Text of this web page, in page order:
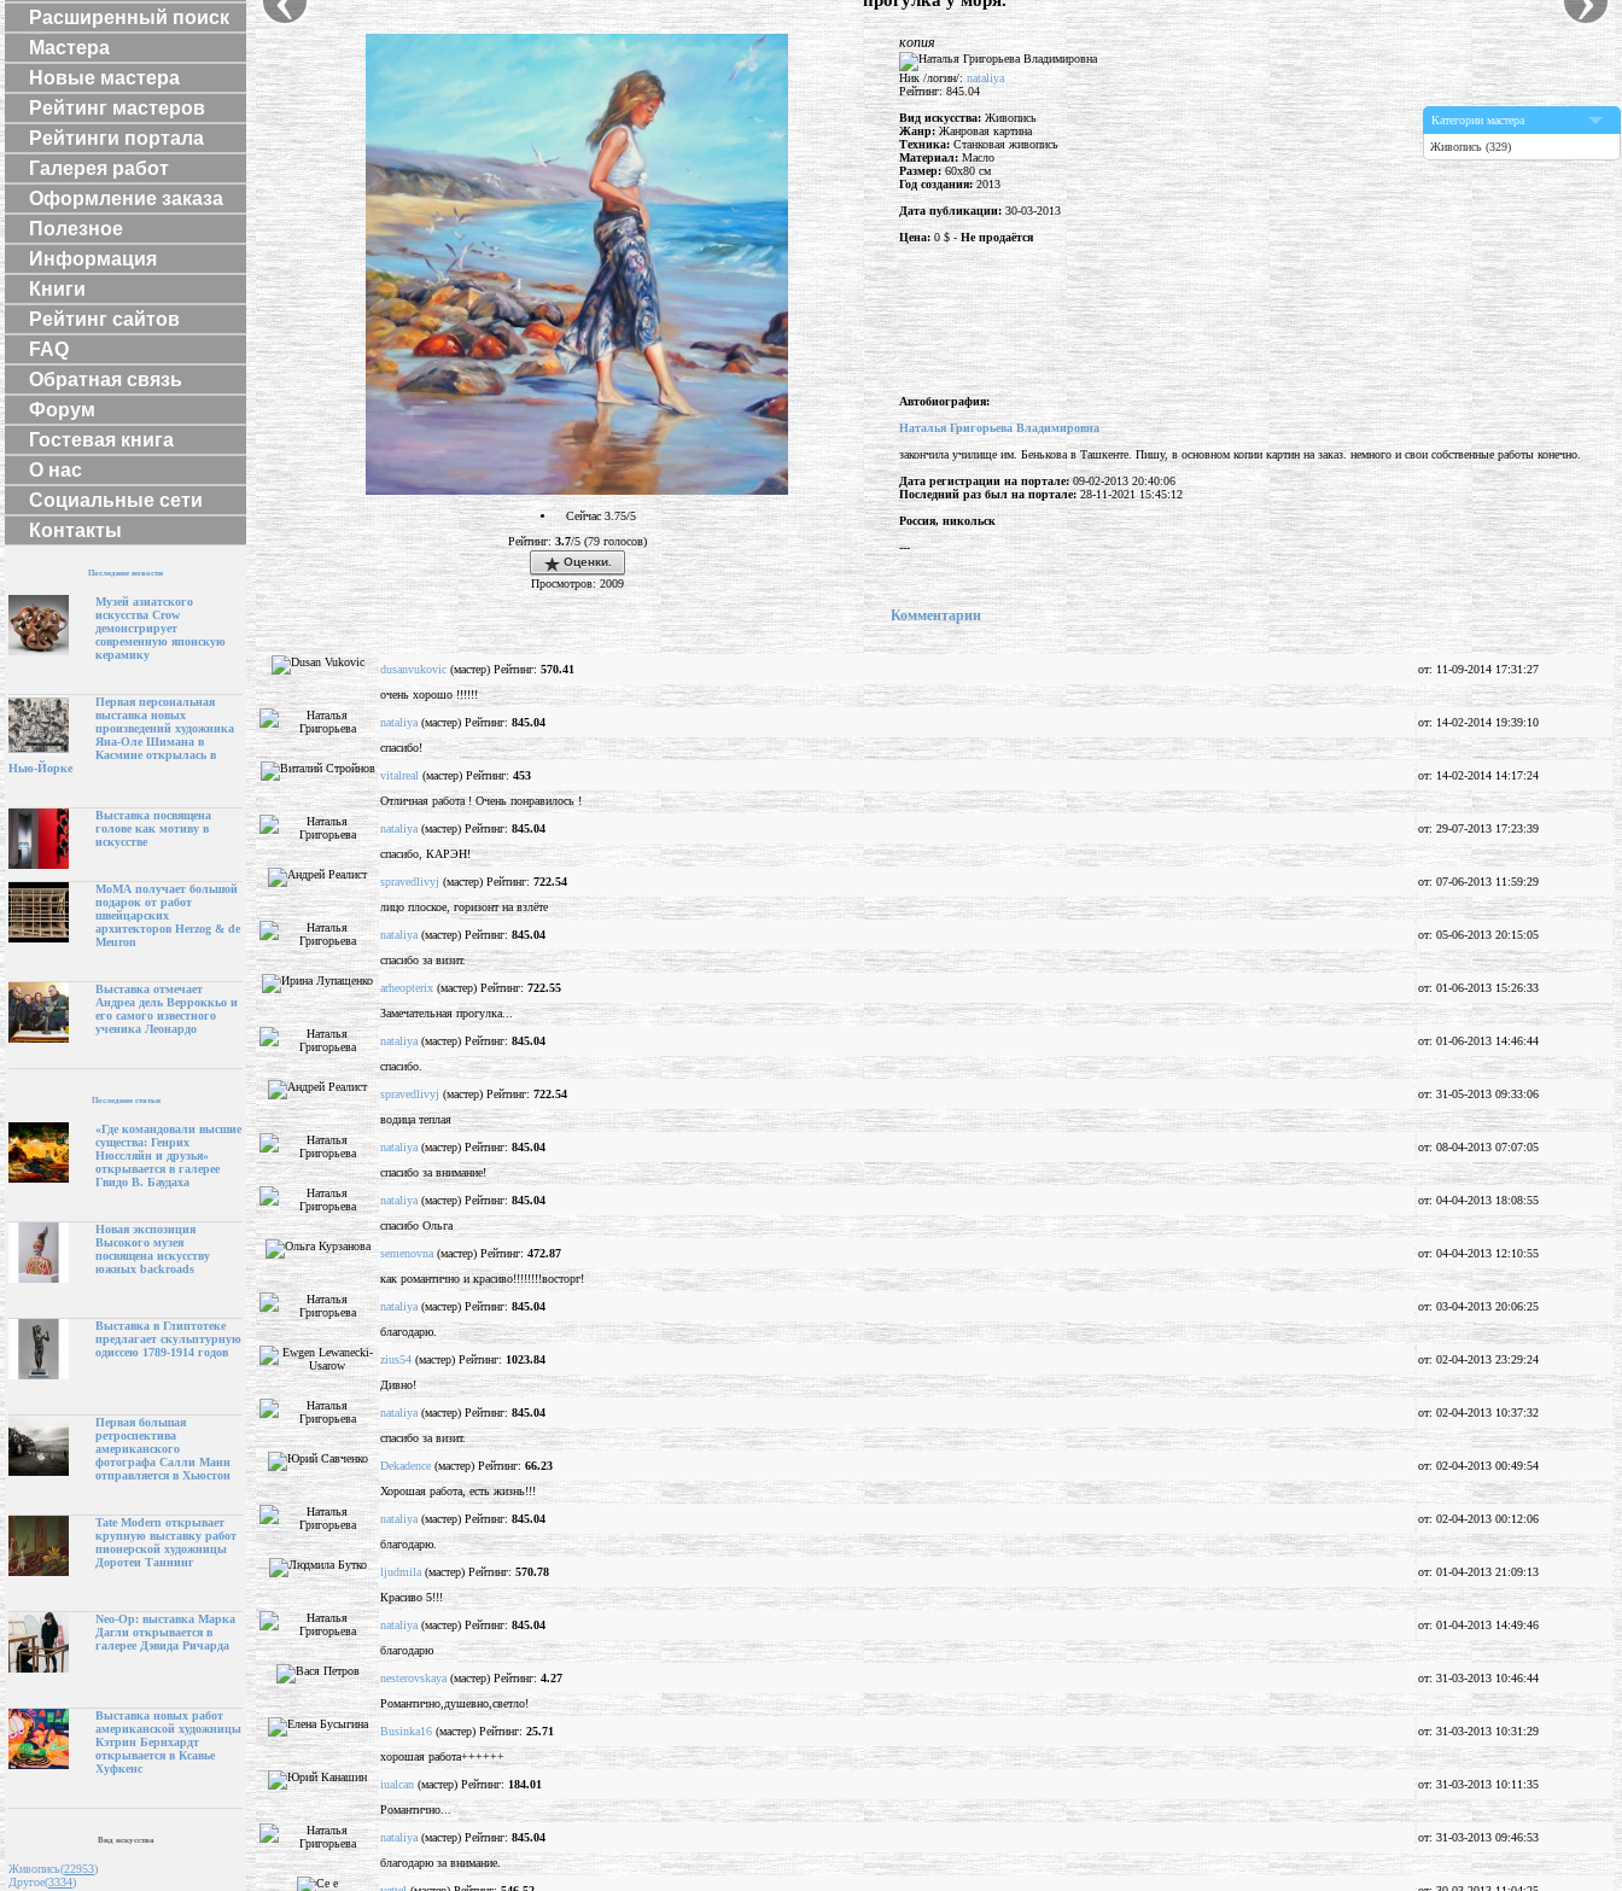
Расширенный поиск
Мастера
Новые мастера
Рейтинг мастеров
Рейтинги портала
Галерея работ
Оформление заказа
Полезное
Информация
Книги
Рейтинг сайтов
FAQ
Обратная связь
Форум
Гостевая книга
О нас
Социальные сети
Контакты
Последние новости
Музей азиатского
искусства Crow
демонстрирует
современную японскую
керамику
Первая персональная
выставка новых
произведений художника
Яна-Оле Шимана в
Касмине открылась в
Нью-Йорке
Выставка посвящена
голове как мотиву в
искусстве
МоМА получает большой
подарок от работ
швейцарских
архитекторов Herzog & de
Meuron
Выставка отмечает
Андреа дель Верроккьо и
его самого известного
ученика Леонардо
Последние статьи
«Где командовали высшие
существа: Генрих
Нюссляйн и друзья»
открывается в галерее
Гвидо В. Баудаха
Новая экспозиция
Высокого музея
посвящена искусству
южных backroads
Выставка в Глиптотеке
предлагает скульптурную
одиссею 1789-1914 годов
Первая большая
ретроспектива
американского
фотографа Салли Манн
отправляется в Хьюстон
Tate Modern открывает
крупную выставку работ
пионерской художницы
Доротеи Таннинг
Neo-Op: выставка Марка
Дагли открывается в
галерее Дэвида Ричарда
Выставка новых работ
американской художницы
Кэтрин Бернхардт
открывается в Ксавье
Хуфкенс
Вид искусства
Живопись(22953)
Другое(3334)
Сейчас 3.75/5
Рейтинг:3.7/5 (79 голосов)
Оценки.
Просмотров: 2009
копия
Ник /логин/: nataliya
Рейтинг: 845.04
Вид искусства: Живопись
Жанр: Жанровая картина
Техника:Станковая живопись
Материал:Масло
Размер:60x80 см
Год создания:2013
Дата публикации:30-03-2013
Цена:0 $ - Не продаётся
Категории мастера
Живопись (329)
Автобиография:
Наталья Григорьева Владимировна
закончила училище им. Бенькова в Ташкенте. Пишу, в основном копии картин на заказ. немного и свои собственные работы конечно.
Дата регистрации на портале:09-02-2013 20:40:06
Последний раз был на портале:28-11-2021 15:45:12
Россия, никольск
---
Комментарии
dusanvukovic (мастер) Рейтинг: 570.41
от: 11-09-2014 17:31:27
очень хорошо !!!!!!
nataliya (мастер) Рейтинг: 845.04
от: 14-02-2014 19:39:10
спасибо!
vitalreal (мастер) Рейтинг: 453
от: 14-02-2014 14:17:24
Отличная работа ! Очень понравилось !
nataliya (мастер) Рейтинг: 845.04
от: 29-07-2013 17:23:39
спасибо, КАРЭН!
spravedlivyj (мастер) Рейтинг: 722.54
от: 07-06-2013 11:59:29
лицо плоское, горизонт на взлёте
nataliya (мастер) Рейтинг: 845.04
от: 05-06-2013 20:15:05
спасибо за визит.
arheopterix (мастер) Рейтинг: 722.55
от: 01-06-2013 15:26:33
Замечательная прогулка...
nataliya (мастер) Рейтинг: 845.04
от: 01-06-2013 14:46:44
спасибо.
spravedlivyj (мастер) Рейтинг: 722.54
от: 31-05-2013 09:33:06
водица теплая
nataliya (мастер) Рейтинг: 845.04
от: 08-04-2013 07:07:05
спасибо за внимание!
nataliya (мастер) Рейтинг: 845.04
от: 04-04-2013 18:08:55
спасибо Ольга
semenovna (мастер) Рейтинг: 472.87
от: 04-04-2013 12:10:55
как романтично и красиво!!!!!!!!восторг!
nataliya (мастер) Рейтинг: 845.04
от: 03-04-2013 20:06:25
благодарю.
zius54 (мастер) Рейтинг: 1023.84
от: 02-04-2013 23:29:24
Дивно!
nataliya (мастер) Рейтинг: 845.04
от: 02-04-2013 10:37:32
спасибо за визит.
Dekadence (мастер) Рейтинг: 66.23
от: 02-04-2013 00:49:54
Хорошая работа, есть жизнь!!!
nataliya (мастер) Рейтинг: 845.04
от: 02-04-2013 00:12:06
благодарю.
ljudmila (мастер) Рейтинг: 570.78
от: 01-04-2013 21:09:13
Красиво 5!!!
nataliya (мастер) Рейтинг: 845.04
от: 01-04-2013 14:49:46
благодарю
nesterovskaya (мастер) Рейтинг: 4.27
от: 31-03-2013 10:46:44
Романтично,душевно,светло!
Businka16 (мастер) Рейтинг: 25.71
от: 31-03-2013 10:31:29
хорошая работа++++++
iualcan (мастер) Рейтинг: 184.01
от: 31-03-2013 10:11:35
Романтично...
nataliya (мастер) Рейтинг: 845.04
от: 31-03-2013 09:46:53
благодарю за внимание.